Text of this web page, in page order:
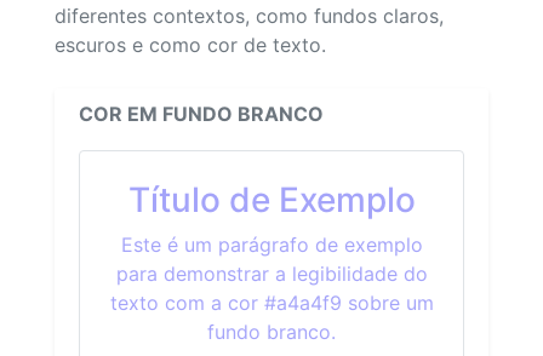
diferentes contextos, como fundos claros,
escuros e como cor de texto.
COR EM FUNDO BRANCO
Título de Exemplo
Este é um parágrafo de exemplo
para demonstrar a legibilidade do
texto com a cor #a4a4f9 sobre um
fundo branco.